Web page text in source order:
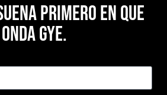
primero en Que
Onda Gye.